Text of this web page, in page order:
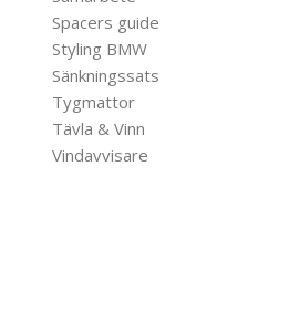
Spacers guide
Styling BMW
Sänkningssats
Tygmattor
Tävla & Vinn
Vindavvisare